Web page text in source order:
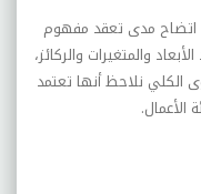
اتضاح مدى تعقد مفهوم
والمتغيرات والركائز،
الكلي نلاحظ أنها تعتمد